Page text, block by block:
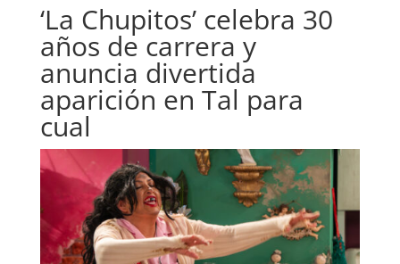
‘La Chupitos’ celebra 30
años de carrera y
anuncia divertida
aparición en Tal para
cual